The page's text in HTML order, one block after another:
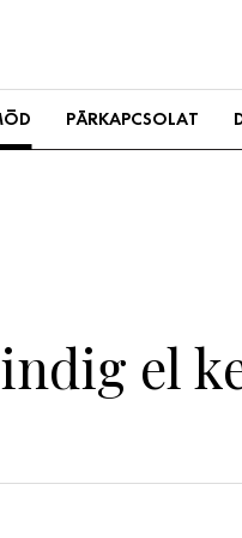
PÁRKAPCSOLAT
el